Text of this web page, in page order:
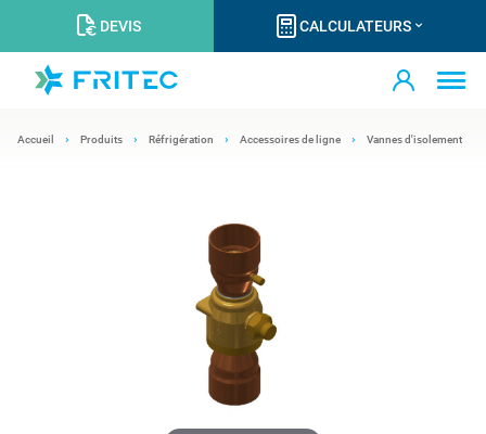
DEVIS CALCULATEURS
Accueil Produits Réfrigération Accessoires de ligne Vannes d'isolement